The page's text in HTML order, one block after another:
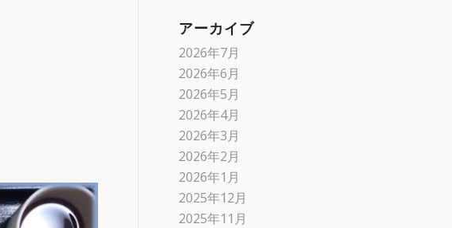
アーカイブ
2026年7月
2026年6月
2026年5月
2026年4月
2026年3月
2026年2月
2026年1月
2025年12月
2025年11月